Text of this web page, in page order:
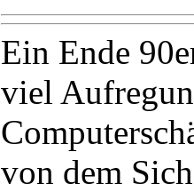
Ein Ende
viel
von dem